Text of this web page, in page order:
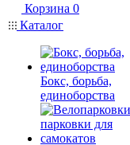
Корзина 0
Каталог
Бокс, борьба,
единоборства